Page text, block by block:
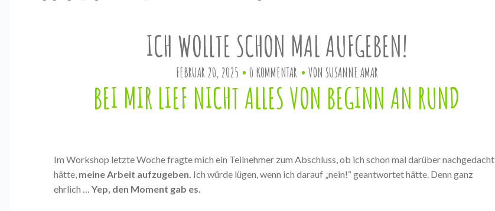
ICH WOLLTE SCHON MAL AUFGEBEN!
FEBRUAR 20, 2025 0 KOMMENTAR VON SUSANNE AMAR
BEI MIR LIEF NICHT ALLES VON BEGINN AN RUND
Im Workshop letzte Woche fragte mich ein Teilnehmer zum Abschluss, ob ich schon mal darüber nachgedacht
hätte, meine Arbeit aufzugeben. Ich würde lügen, wenn ich darauf „nein!“ geantwortet hätte. Denn ganz
ehrlich … Yep, den Moment gab es.